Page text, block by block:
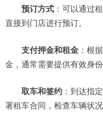
预订方式 ：可以通过
直接到门店进行预订。
支付押金和租金 ：根
金，通常需要提供有效身
取车和签约 ：到达指
署租车合同，检查车辆状况